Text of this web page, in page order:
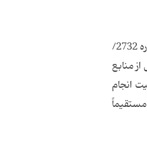
لذا شرکت سهامی سازمان انرژی‌های نو ایران (سانا) به شماره ثبت 161299 مورخ 30/01/1379 و به موجب مصوبه شماره 2732/
از منابع
مسئولیت انجام
سیستم‌های انرژی تجدیدپذیر را به عهده گرفت و از سال 82 خود مستقیماً